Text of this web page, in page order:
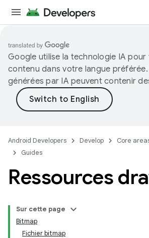
Google utilise la technologie IA pour
contenu dans votre langue
générées par IA peuvent contenir
Android Developers Develop Core
Guides
Ressources
Sur cette page
Bitmap
Fichier bitmap